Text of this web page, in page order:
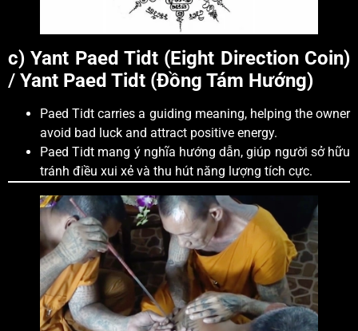
c) Yant Paed Tidt (Eight Direction Coin)
/ Yant Paed Tidt (Đồng Tám Hướng)
Paed Tidt carries a guiding meaning, helping the owner
avoid bad luck and attract positive energy.
Paed Tidt mang ý nghĩa hướng dẫn, giúp người sở hữu
tránh điều xui xẻ và thu hút năng lượng tích cực.